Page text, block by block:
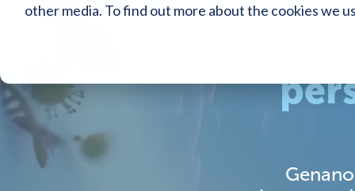
other media. To find out more about the cookies we